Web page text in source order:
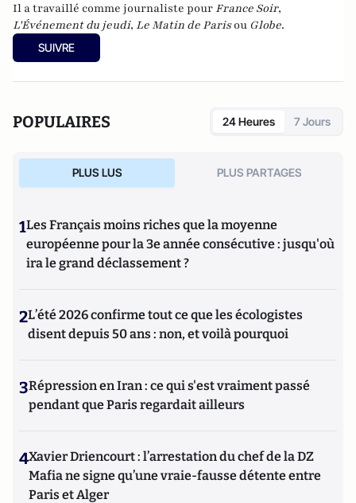
Il a travaillé comme journaliste pour France Soir,
L'Événement du jeudi, Le Matin de Parisou Globe.
SUIVRE
POPULAIRES 24 Heures 7 Jours
PLUS LUS PLUS PARTAGES
1Les Français moins riches que la moyenne
européenne pour la 3e année consécutive : jusqu'où
ira le grand déclassement ?
2L’été 2026 confirme tout ce que les écologistes
disent depuis 50 ans : non, et voilà pourquoi
3Répression en Iran : ce qui s'est vraiment passé
pendant que Paris regardait ailleurs
4Xavier Driencourt : l’arrestation du chef de la DZ
Mafia ne signe qu’une vraie-fausse détente entre
Paris et Alger